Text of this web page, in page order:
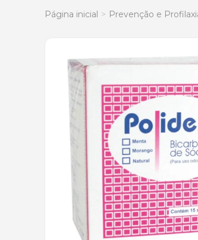
Página inicial Prevenção e